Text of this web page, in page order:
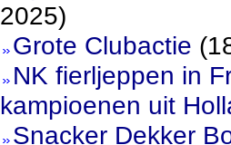
2025)
Grote Clubactie
NK fierljeppen in
kampioenen uit
Snacker Dekker